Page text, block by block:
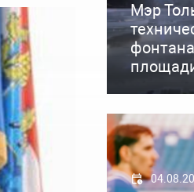
Мэр